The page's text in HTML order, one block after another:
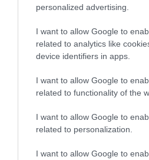
personalized advertising.
I want to allow Google to
related to analytics like
device identifiers in apps.
I want to allow Google to
related to functionality of the
I want to allow Google to
related to personalization.
I want to allow Google to